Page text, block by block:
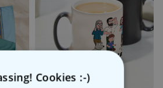
Cookies :-)